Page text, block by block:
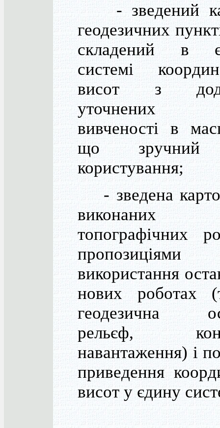
- зведений
геодезичних
складений в
системі
висот з
уточнених
вивченості в
що зручний
користування;
- зведена
виконаних
топографічних
пропозиціями
використання
нових роботах
геодезична
рельєф,
навантаження) і
приведення
висот у єдину